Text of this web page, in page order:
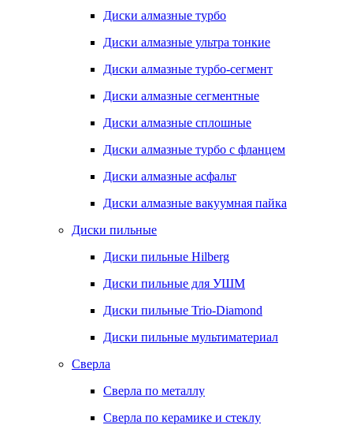
Диски алмазные турбо
Диски алмазные ультра тонкие
Диски алмазные турбо-сегмент
Диски алмазные сегментные
Диски алмазные сплошные
Диски алмазные турбо с фланцем
Диски алмазные асфальт
Диски алмазные вакуумная пайка
Диски пильные
Диски пильные Hilberg
Диски пильные для УШМ
Диски пильные Trio-Diamond
Диски пильные мультиматериал
Сверла
Сверла по металлу
Сверла по керамике и стеклу